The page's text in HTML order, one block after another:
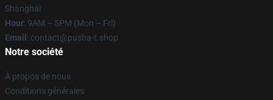
Shanghai
Hour: 9AM – 5PM (Mon – Fri)
Email : contact@pusha-t.shop
Notre société
À propos de nous
Conditions générales